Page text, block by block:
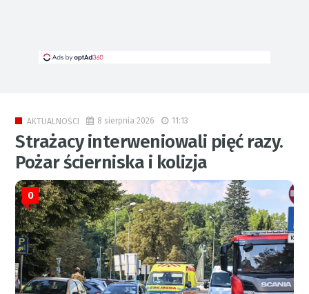
AKTUALNOŚCI 8 sierpnia 2026 11:13
Strażacy interweniowali pięć razy.
Pożar ścierniska i kolizja
0